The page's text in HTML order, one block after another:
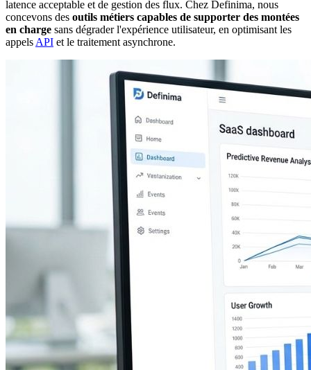
latence acceptable et de gestion des flux. Chez Definima, nous
concevons des outils métiers capables de supporter des montées
en charge sans dégrader l'expérience utilisateur, en optimisant les
appels API et le traitement asynchrone.